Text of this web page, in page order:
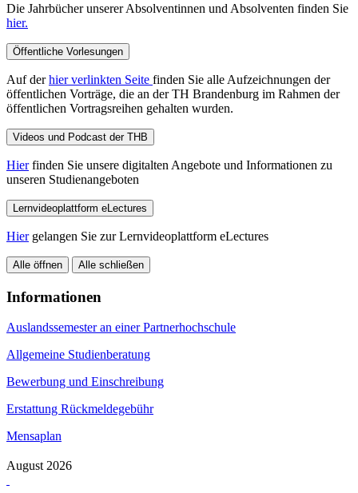
Die Jahrbücher unserer Absolventinnen und Absolventen finden Sie
hier.
Öffentliche Vorlesungen
Auf derhier verlinkten Seite finden Sie alle Aufzeichnungen der
öffentlichen Vorträge, die an der TH Brandenburg im Rahmen der
öffentlichen Vortragsreihen gehalten wurden.
Videos und Podcast der THB
Hierfinden Sie unsere digitalten Angebote und Informationen zu
unseren Studienangeboten
Lernvideoplattform eLectures
Hiergelangen Sie zur Lernvideoplattform eLectures
Alle öffnen Alle schließen
Informationen
Auslandssemester an einer Partnerhochschule
Allgemeine Studienberatung
Bewerbung und Einschreibung
Erstattung Rückmeldegebühr
Mensaplan
August 2026